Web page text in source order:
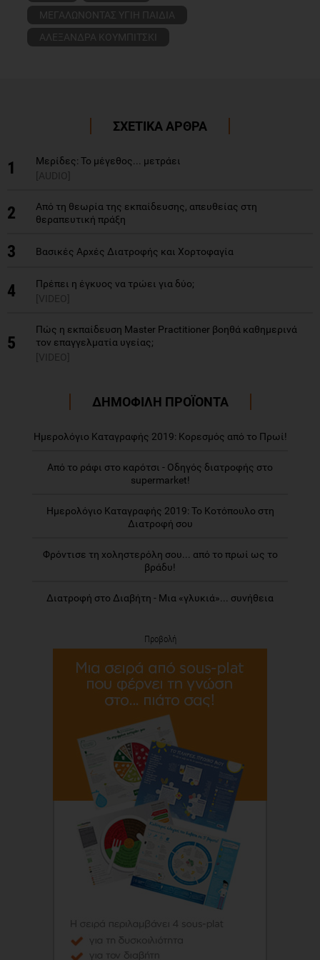
ΜΕΓΑΛΩΝΟΝΤΑΣ ΥΓΙΗ ΠΑΙΔΙΑ
ΑΛΕΞΑΝΔΡΑ ΚΟΥΜΠΙΤΣΚΙ
ΣΧΕΤΙΚΑ ΑΡΘΡΑ
1
Μερίδες: Το μέγεθος... μετράει
[AUDIO]
2
Από τη θεωρία της εκπαίδευσης, απευθείας στη
θεραπευτική πράξη
3 Βασικές Αρχές Διατροφής και Χορτοφαγία
4
Πρέπει η έγκυος να τρώει για δύο;
[VIDEO]
5
Πώς η εκπαίδευση Master Practitioner βοηθά καθημερινά
τον επαγγελματία υγείας;
[VIDEO]
ΔΗΜΟΦΙΛΗ ΠΡΟΪΟΝΤΑ
Ημερολόγιο Καταγραφής 2019: Κορεσμός από το Πρωί!
Από το ράφι στο καρότσι - Οδηγός διατροφής στο
supermarket!
Ημερολόγιο Καταγραφής 2019: Το Κοτόπουλο στη
Διατροφή σου
Φρόντισε τη χοληστερόλη σου... από το πρωί ως το
βράδυ!
Διατροφή στο Διαβήτη - Μια «γλυκιά»... συνήθεια
Προβολή